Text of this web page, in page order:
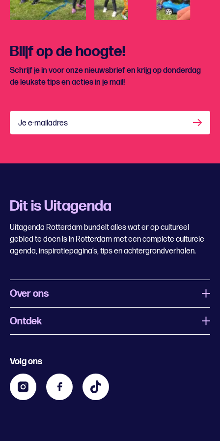
Blijf op de hoogte!
Schrijf je in voor onze nieuwsbrief en krijg op donderdag
de leukste tips en acties in je mail!
Je e-mailadres
Dit is Uitagenda
Uitagenda Rotterdam bundelt alles wat er op cultureel
gebied te doen is in Rotterdam met een complete culturele
agenda, inspiratiepagina’s, tips en achtergrondverhalen.
Over ons
Wat is Uitagenda Rotterdam
Contact
Zakelijk
Ontdek
Kids
Volg ons